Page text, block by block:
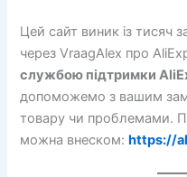
Цей сайт виник із тисяч
через VraagAlex про
службою підтримки
допоможемо з вашим
товару чи проблемами.
можна внеском: https://